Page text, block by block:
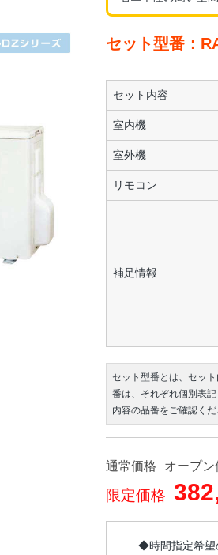
セット型番：
セット内容
室内機
室外機
リモコン
補足情報
セット型番とは、セッ
番は、それぞれ個別表
内容の品番をご確認くだ
通常価格 オープン
限定価格
◆時間指定希